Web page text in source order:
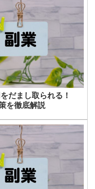
だまし取られる！
を徹底解説